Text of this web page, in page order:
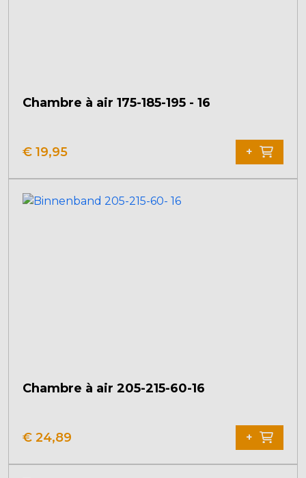
Chambre à air 175-185-195 - 16
€ 19,95 +
Chambre à air 205-215-60-16
€ 24,89 +